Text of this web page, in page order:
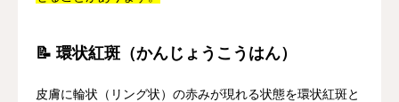
📝 環状紅斑（かんじょうこうはん）
皮膚に輪状（リング状）の赤みが現れる状態を環状紅斑と